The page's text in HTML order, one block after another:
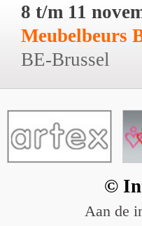
8 t/m 11
Meubelbeurs
BE-Brussel
©
Aan de